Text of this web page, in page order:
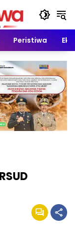
Peristiwa